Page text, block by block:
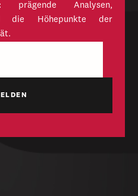
Analysen,
die Höhepunkte der